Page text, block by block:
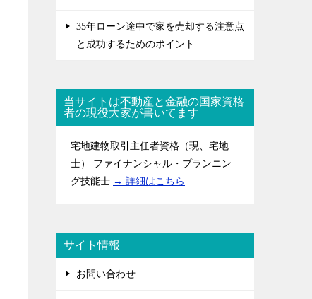
35年ローン途中で家を売却する注意点
と成功するためのポイント
当サイトは不動産と金融の国家資格
者の現役大家が書いてます
宅地建物取引主任者資格（現、宅地
士） ファイナンシャル・プランニン
グ技能士 → 詳細はこちら
サイト情報
お問い合わせ